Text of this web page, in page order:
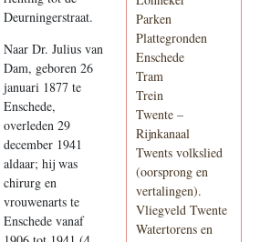
Deurningerstraat.
Naar Dr. Julius van
Dam, geboren 26
januari 1877 te
Enschede,
overleden 29
december 1941
aldaar; hij was
chirurg en
vrouwenarts te
Enschede vanaf
Parken
Plattegronden
Enschede
Tram
Trein
Twente –
Rijnkanaal
Twents volkslied
(oorsprong en
vertalingen).
Vliegveld Twente
Watertorens en